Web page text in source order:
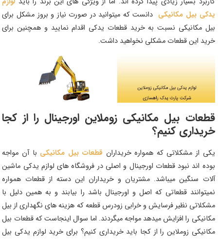
یدکی بیل مکانیکی دانست که میتوانید در صورت نیاز و بروز مشکل برای
بیل مکانیکی نسبت به خرید قطعات یدکی اقدام نمایید و همچنین برای
خرید این قطعات مشکلی نخواهید داشت.
قطعات بیل مکانیکی زوملاین اورجینال را از کجا
خریداری کنیم؟
یکی از مشکلاتی که همواره خریداران قطعات بیل مکانیکی با آن مواجه
بوده اند نبود قطعات اورجینال و اصلی در فروشگاه های لوازم یدکی ماشین
آلات سنگین میباشد. مشتریان و خریداران این دسته از قطعات همواره
نمیتوانند قطعاتی که اصل و اورجینال باشد را بیابند و به همین دلیل با
مشکلاتی نظیر فرسایش و خرابی زودرس قطعه که هزینه های نگهداری از بیل
مکانیکی را افزایش میدهد مواجه میگردند. اما سوال اینجاست که قطعات بیل
مکانیکی زوملاین را از کجا باید خریداری کنیم؟ برای خرید لوازم یدکی بیل